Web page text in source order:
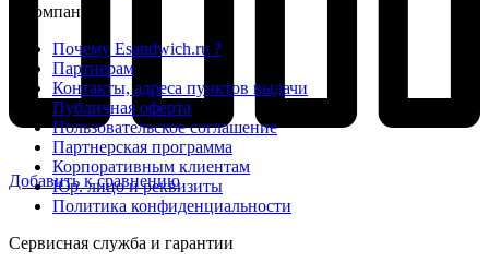
Добавить к сравнению
О компании
Почему Esandwich.ru ?
Партнерам
Контакты, адреса пунктов выдачи
Публичная оферта
Пользовательское соглашение
Партнерская программа
Корпоративным клиентам
Юр. лицо и реквизиты
Политика конфиденциальности
Сервисная служба и гарантии